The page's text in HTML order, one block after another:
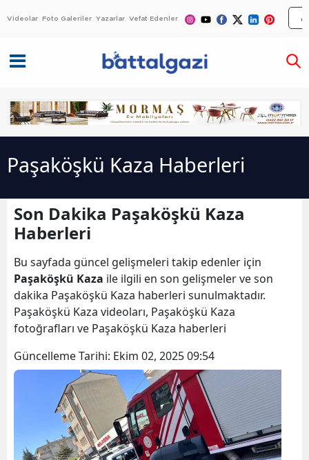
Videolar Foto Galeriler Yazarlar Vefat Edenler
Paşaköşkü Kaza Haberleri
Son Dakika Paşaköşkü Kaza
Haberleri
Bu sayfada güncel gelişmeleri takip edenler için
Paşaköşkü Kaza ile ilgili en son gelişmeler ve son
dakika Paşaköşkü Kaza haberleri sunulmaktadır.
Paşaköşkü Kaza videoları, Paşaköşkü Kaza
fotoğrafları ve Paşaköşkü Kaza haberleri
Güncelleme Tarihi: Ekim 02, 2025 09:54